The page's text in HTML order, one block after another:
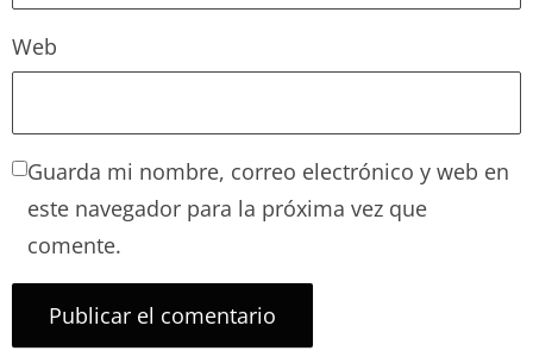
Web
Guarda mi nombre, correo electrónico y web en
este navegador para la próxima vez que
comente.